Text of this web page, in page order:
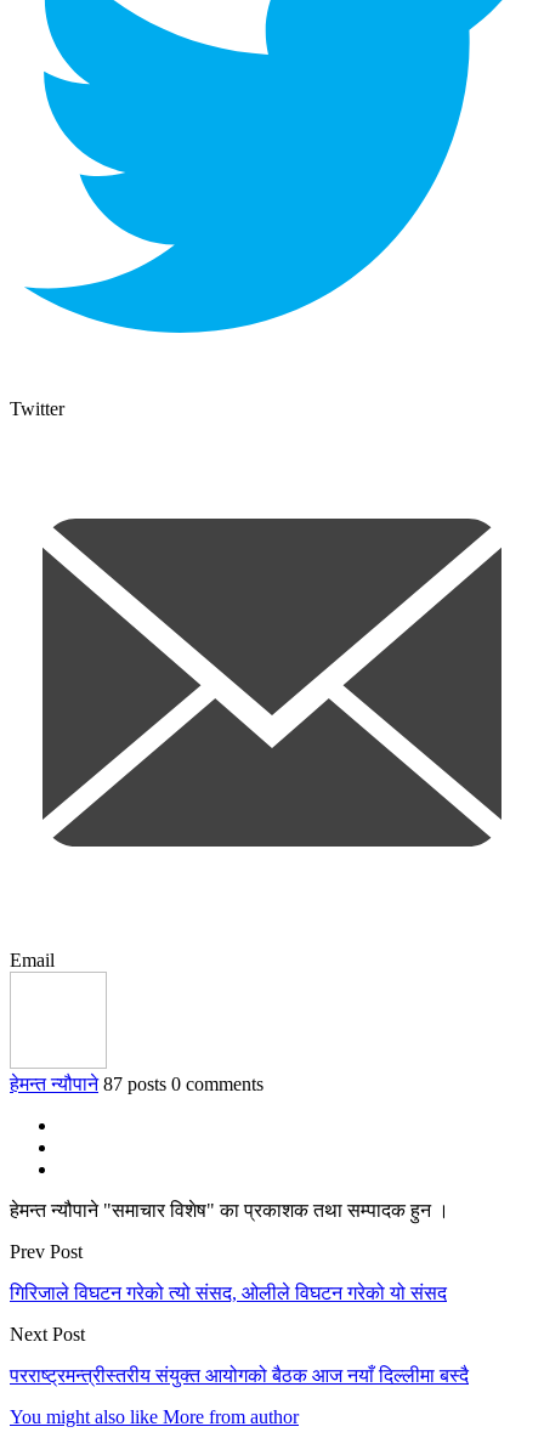
Twitter
Email
हेमन्त न्यौपाने 87 posts 0 comments
हेमन्त न्यौपाने "समाचार विशेष" का प्रकाशक तथा सम्पादक हुन ।
Prev Post
गिरिजाले विघटन गरेको त्यो संसद, ओलीले विघटन गरेको यो संसद
Next Post
परराष्ट्रमन्त्रीस्तरीय संयुक्त आयोगको बैठक आज नयाँ दिल्लीमा बस्दै
You might also like More from author